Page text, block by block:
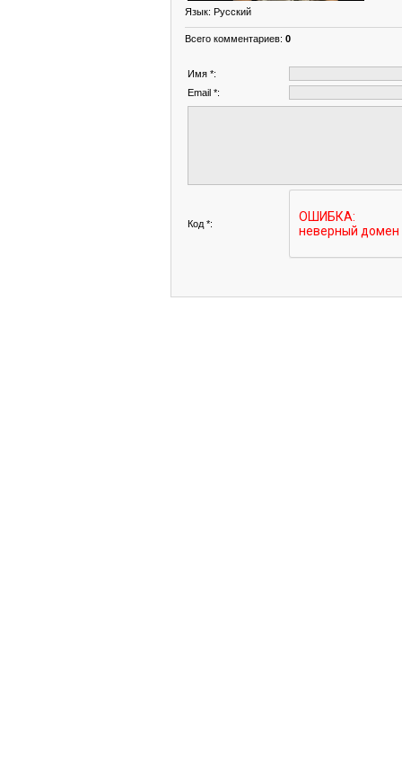
Язык: Русский
Всего комментариев: 0
Имя *:
Email *:
Код *: